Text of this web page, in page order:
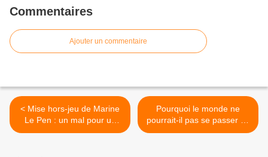
Commentaires
Ajouter un commentaire
< Mise hors-jeu de Marine
Le Pen : un mal pour un
bien ?
Pourquoi le monde ne
pourrait-il pas se passer de
l’Amérique ? >